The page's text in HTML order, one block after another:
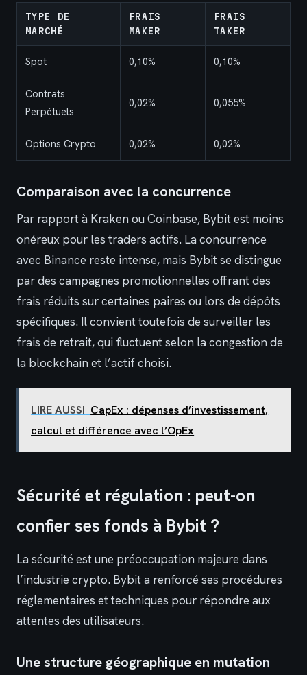
TYPE DE
MARCHÉ
FRAIS
MAKER
FRAIS
TAKER
Spot 0,10% 0,10%
Contrats
Perpétuels
0,02% 0,055%
Options Crypto 0,02% 0,02%
Comparaison avec la concurrence
Par rapport à Kraken ou Coinbase, Bybit est moins
onéreux pour les traders actifs. La concurrence
avec Binance reste intense, mais Bybit se distingue
par des campagnes promotionnelles offrant des
frais réduits sur certaines paires ou lors de dépôts
spécifiques. Il convient toutefois de surveiller les
frais de retrait, qui fluctuent selon la congestion de
la blockchain et l’actif choisi.
LIRE AUSSI CapEx : dépenses d’investissement,
calcul et différence avec l’OpEx
Sécurité et régulation : peut-on
confier ses fonds à Bybit ?
La sécurité est une préoccupation majeure dans
l’industrie crypto. Bybit a renforcé ses procédures
réglementaires et techniques pour répondre aux
attentes des utilisateurs.
Une structure géographique en mutation